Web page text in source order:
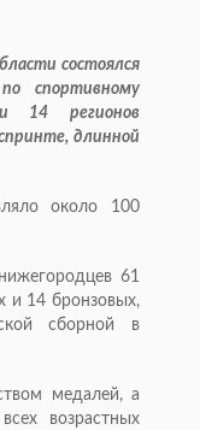
состоялся
спортивному
14 регионов
длинной
около 100
61
и 14 бронзовых,
сборной в
медалей, а
возрастных